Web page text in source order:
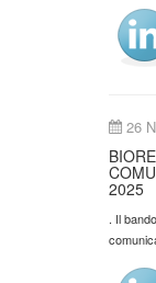
26
2025
. Il